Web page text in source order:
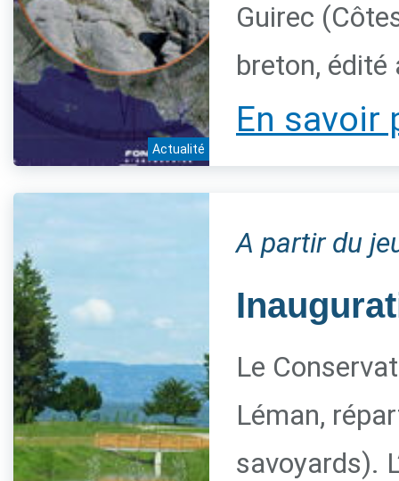
Actualité
Guirec
breton, édité
En savoir
A partir du
Le
Léman,
savoyards).